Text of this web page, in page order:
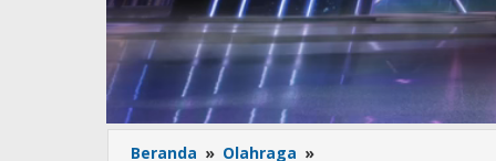
Beranda » Olahraga »